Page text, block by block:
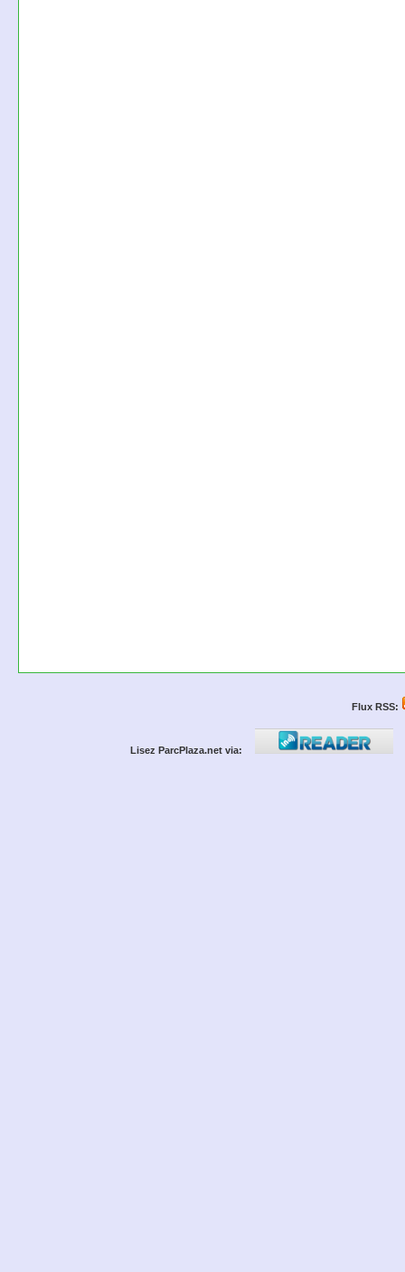
Flux RSS:
Lisez ParcPlaza.net via: